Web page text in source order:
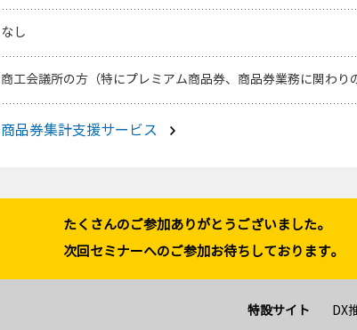
なし
商工会議所の方（特にプレミアム商品券、商品券業務に関わり
商品券集計支援サービス
たくさんのご参加ありがとうございました。
次回セミナーへのご参加お待ちしております。
特設サイト DX